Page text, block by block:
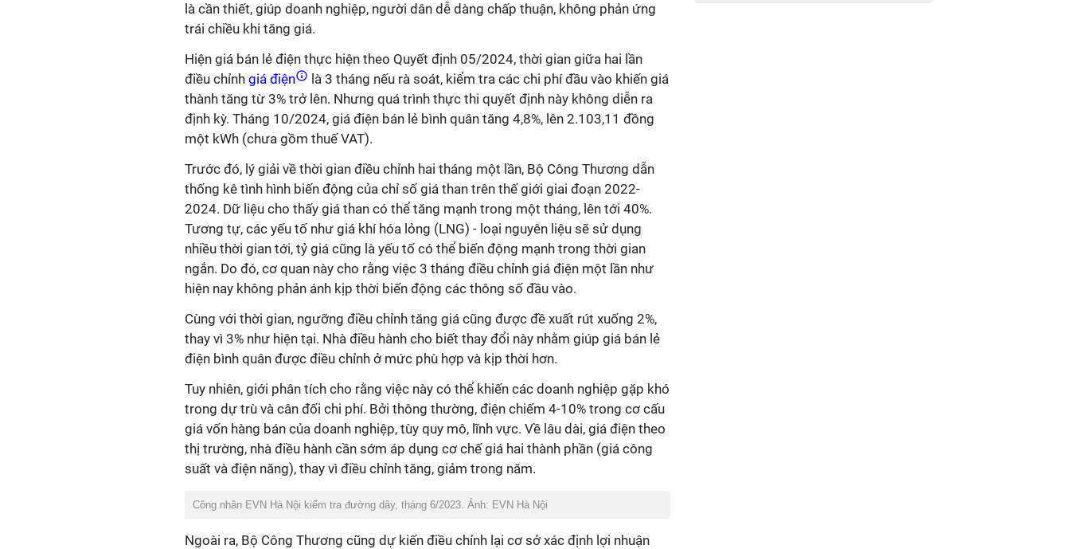
là cần thiết, giúp doanh nghiệp, người dân dễ dàng chấp thuận, không phản ứng
trái chiều khi tăng giá.
Hiện giá bán lẻ điện thực hiện theo Quyết định 05/2024, thời gian giữa hai lần
điều chỉnh giá điện
là 3 tháng nếu rà soát, kiểm tra các chi phí đầu vào khiến giá
thành tăng từ 3% trở lên. Nhưng quá trình thực thi quyết định này không diễn ra
định kỳ. Tháng 10/2024, giá điện bán lẻ bình quân tăng 4,8%, lên 2.103,11 đồng
một kWh (chưa gồm thuế VAT).
Trước đó, lý giải về thời gian điều chỉnh hai tháng một lần, Bộ Công Thương dẫn
thống kê tình hình biến động của chỉ số giá than trên thế giới giai đoạn 2022-
2024. Dữ liệu cho thấy giá than có thể tăng mạnh trong một tháng, lên tới 40%.
Tương tự, các yếu tố như giá khí hóa lỏng (LNG) - loại nguyên liệu sẽ sử dụng
nhiều thời gian tới, tỷ giá cũng là yếu tố có thể biến động mạnh trong thời gian
ngắn. Do đó, cơ quan này cho rằng việc 3 tháng điều chỉnh giá điện một lần như
hiện nay không phản ánh kịp thời biến động các thông số đầu vào.
Cùng với thời gian, ngưỡng điều chỉnh tăng giá cũng được đề xuất rút xuống 2%,
thay vì 3% như hiện tại. Nhà điều hành cho biết thay đổi này nhằm giúp giá bán lẻ
điện bình quân được điều chỉnh ở mức phù hợp và kịp thời hơn.
Tuy nhiên, giới phân tích cho rằng việc này có thể khiến các doanh nghiệp gặp khó
trong dự trù và cân đối chi phí. Bởi thông thường, điện chiếm 4-10% trong cơ cấu
giá vốn hàng bán của doanh nghiệp, tùy quy mô, lĩnh vực. Về lâu dài, giá điện theo
thị trường, nhà điều hành cần sớm áp dụng cơ chế giá hai thành phần (giá công
suất và điện năng), thay vì điều chỉnh tăng, giảm trong năm.
Công nhân EVN Hà Nội kiểm tra đường dây, tháng 6/2023. Ảnh: EVN Hà Nội
Ngoài ra, Bộ Công Thương cũng dự kiến điều chỉnh lại cơ sở xác định lợi nhuận